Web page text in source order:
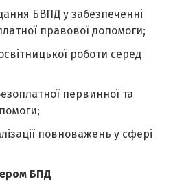
БВПД у забезпеченні
правової допомоги;
роботи серед
первинної та
повноважень у сфері
БПД